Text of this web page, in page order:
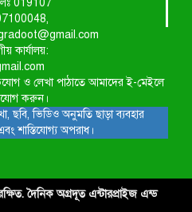
019107
কার্যালয়:
ও লেখা পাঠাতে আমাদের ই-মেইলে
করুন।
ছবি, ভিডিও অনুমতি ছাড়া ব্যবহার
শাস্তিযোগ্য অপরাধ।
দৈনিক অগ্রদূত এন্টারপ্রাইজ এন্ড